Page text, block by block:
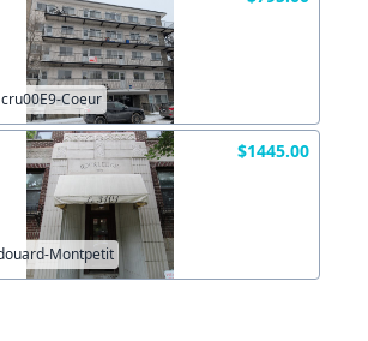
Coeur
$1445.00
Montpetit